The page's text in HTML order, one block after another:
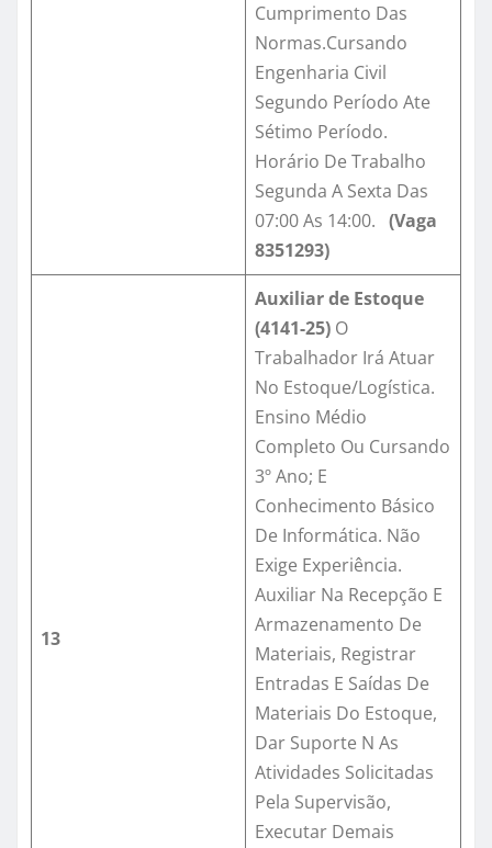
Cumprimento Das
Normas.Cursando
Engenharia Civil
Segundo Período Ate
Sétimo Período.
Horário De Trabalho
Segunda A Sexta Das
07:00 As 14:00. (Vaga
8351293)
13
Auxiliar de Estoque
(4141-25) O
Trabalhador Irá Atuar
No Estoque/Logística.
Ensino Médio
Completo Ou Cursando
3º Ano; E
Conhecimento Básico
De Informática. Não
Exige Experiência.
Auxiliar Na Recepção E
Armazenamento De
Materiais, Registrar
Entradas E Saídas De
Materiais Do Estoque,
Dar Suporte N As
Atividades Solicitadas
Pela Supervisão,
Executar Demais